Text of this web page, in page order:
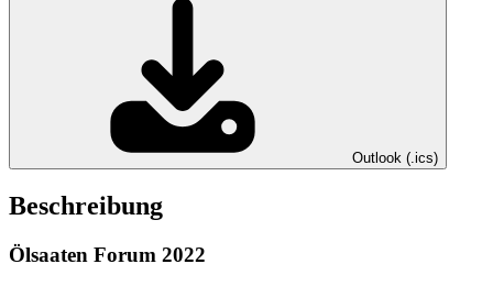
Outlook (.ics)
Beschreibung
Ölsaaten Forum 2022